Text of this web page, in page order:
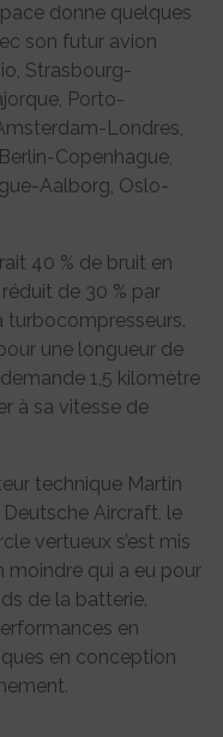
donne quelques
son futur avion
Strasbourg-
Porto-
Londres,
Copenhague,
Aalborg, Oslo-
40 % de bruit en
de 30 % par
turbocompresseurs.
une longueur de
1,5 kilomètre
à sa vitesse de
technique Martin
Deutsche Aircraft, le
vertueux s’est mis
moindre qui a eu pour
de la batterie.
en
en conception